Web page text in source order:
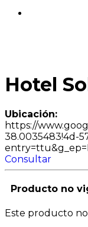
Hotel
Ubicación:
https://
38.0035483!4d-
Consultar
Producto no
Este producto